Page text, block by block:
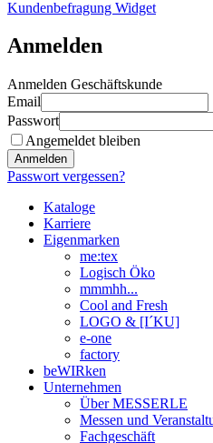
Kundenbefragung Widget
Anmelden
Anmelden Geschäftskunde
Email
Passwort
Angemeldet bleiben
Anmelden
Passwort vergessen?
Kataloge
Karriere
Eigenmarken
me:tex
Logisch Öko
mmmhh...
Cool and Fresh
LOGO & [I´KU]
e-one
factory
beWIRken
Unternehmen
Über MESSERLE
Messen und
Fachgeschäft